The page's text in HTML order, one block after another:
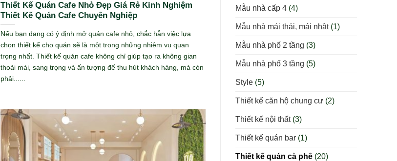
Thiết Kế Quán Cafe Nhỏ Đẹp Giá Rẻ Kinh Nghiệm
Thiết Kế Quán Cafe Chuyên Nghiệp
Nếu bạn đang có ý định mở quán cafe nhỏ, chắc hẳn việc lựa
chọn thiết kế cho quán sẽ là một trong những nhiệm vụ quan
trọng nhất. Thiết kế quán cafe không chỉ giúp tạo ra không gian
thoải mái, sang trọng và ấn tượng để thu hút khách hàng, mà còn
phải......
Mẫu nhà cấp 4 (4)
Mẫu nhà mái thái, mái nhật(1)
Mẫu nhà phố 2 tầng (3)
Mẫu nhà phố 3 tầng (5)
Style (5)
Thiết kế căn hộ chung cư (2)
Thiết kế nội thất(3)
Thiết kế quán bar (1)
Thiết kế quán cà phê (20)